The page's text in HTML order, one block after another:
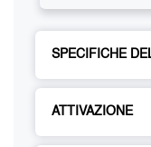
SPECIFICHE
ATTIVAZIONE